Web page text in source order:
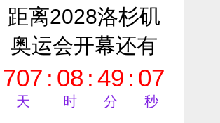
距离2028洛杉矶
奥运会开幕还有
707
天
: 08
时
: 49
分
: 05
秒